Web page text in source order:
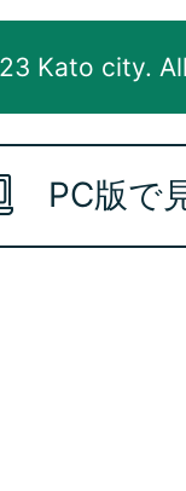
Kato city.
PC版で